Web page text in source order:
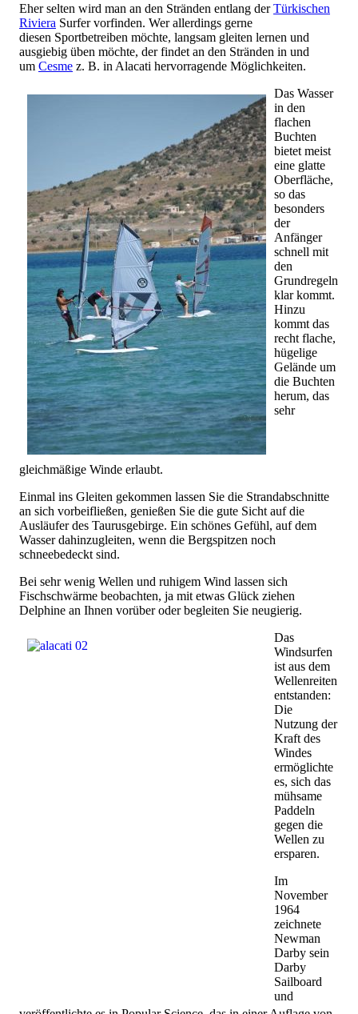
Eher selten wird man an den Stränden entlang derTürkischen
Riviera Surfer vorfinden. Wer allerdings gerne
diesen Sportbetreiben möchte, langsam gleiten lernen und
ausgiebig üben möchte, der findet an den Stränden in und
um Cesme z. B. in Alacati hervorragende Möglichkeiten.
Das Wasser
in den
flachen
Buchten
bietet meist
eine glatte
Oberfläche,
so das
besonders
der
Anfänger
schnell mit
den
Grundregeln
klar kommt.
Hinzu
kommt das
recht flache,
hügelige
Gelände um
die Buchten
herum, das
sehr
gleichmäßige Winde erlaubt.
Einmal ins Gleiten gekommen lassen Sie die Strandabschnitte
an sich vorbeifließen, genießen Sie die gute Sicht auf die
Ausläufer des Taurusgebirge. Ein schönes Gefühl, auf dem
Wasser dahinzugleiten, wenn die Bergspitzen noch
schneebedeckt sind.
Bei sehr wenig Wellen und ruhigem Wind lassen sich
Fischschwärme beobachten, ja mit etwas Glück ziehen
Delphine an Ihnen vorüber oder begleiten Sie neugierig.
Das
Windsurfen
ist aus dem
Wellenreiten
entstanden:
Die
Nutzung der
Kraft des
Windes
ermöglichte
es, sich das
mühsame
Paddeln
gegen die
Wellen zu
ersparen.
Im
November
1964
zeichnete
Newman
Darby sein
Darby
Sailboard
und